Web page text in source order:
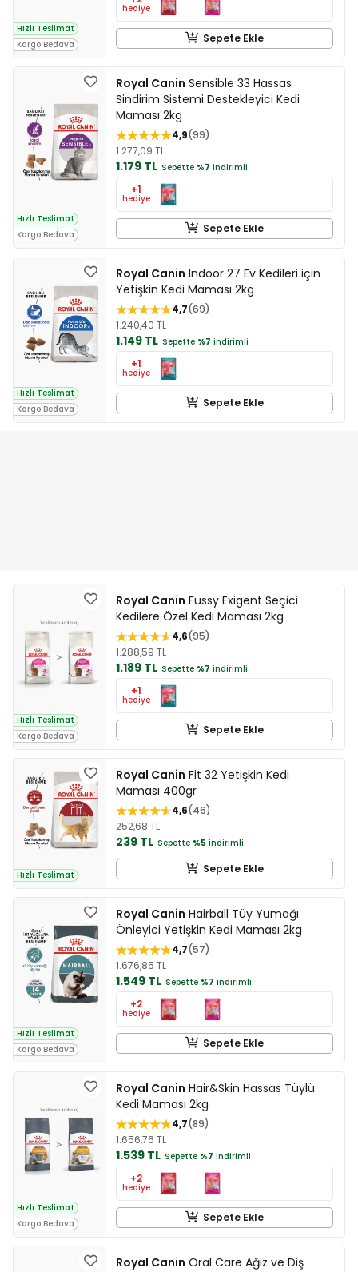
Hızlı Teslimat
Kargo Bedava
hediye
Sepete Ekle
Hızlı Teslimat
Kargo Bedava
Royal Canin Sensible 33 Hassas
Sindirim Sistemi Destekleyici Kedi
Maması 2kg
4,9 99
1.277,09 TL
1.179 TL Sepette %7 indirimli
+1
hediye
Sepete Ekle
Hızlı Teslimat
Kargo Bedava
Royal Canin Indoor 27 Ev Kedileri için
Yetişkin Kedi Maması 2kg
4,7 69
1.240,40 TL
1.149 TL Sepette %7 indirimli
+1
hediye
Sepete Ekle
Hızlı Teslimat
Kargo Bedava
Royal Canin Fussy Exigent Seçici
Kedilere Özel Kedi Maması 2kg
4,6 95
1.288,59 TL
1.189 TL Sepette %7 indirimli
+1
hediye
Sepete Ekle
Hızlı Teslimat
Royal Canin Fit 32 Yetişkin Kedi
Maması 400gr
4,6 46
252,68 TL
239 TL Sepette %5 indirimli
Sepete Ekle
Hızlı Teslimat
Kargo Bedava
Royal Canin Hairball Tüy Yumağı
Önleyici Yetişkin Kedi Maması 2kg
4,7 57
1.676,85 TL
1.549 TL Sepette %7 indirimli
+2
hediye
Sepete Ekle
Hızlı Teslimat
Kargo Bedava
Royal Canin Hair&Skin Hassas Tüylü
Kedi Maması 2kg
4,7 89
1.656,76 TL
1.539 TL Sepette %7 indirimli
+2
hediye
Sepete Ekle
Royal Canin Oral Care Ağız ve Diş